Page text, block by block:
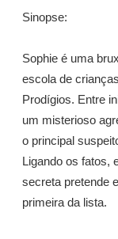
Sinopse:
Sophie é uma
escola de
Prodígios. Entre
um misterioso
o principal
Ligando os fatos,
secreta pretende
primeira da lista.